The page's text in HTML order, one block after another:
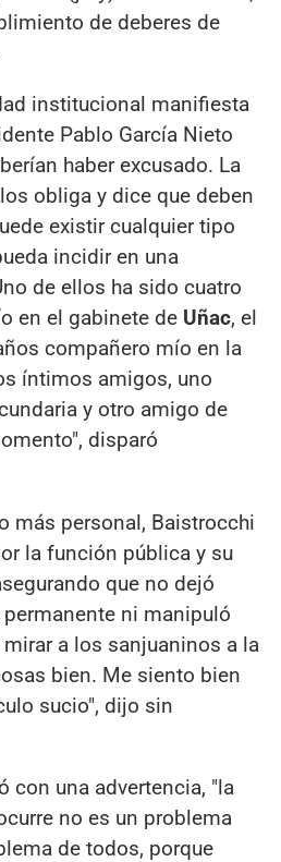
de deberes de
institucional manifiesta
Pablo García Nieto
haber excusado. La
obliga y dice que deben
existir cualquier tipo
incidir en una
de ellos ha sido cuatro
en el gabinete de Uñac, el
compañero mío en la
íntimos amigos, uno
y otro amigo de
disparó
más personal, Baistrocchi
la función pública y su
que no dejó
ni manipuló
a los sanjuaninos a la
bien. Me siento bien
sucio", dijo sin
con una advertencia, "la
no es un problema
de todos, porque